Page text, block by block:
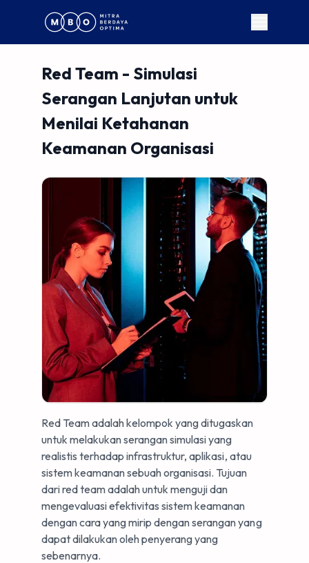
Red Team - Simulasi
Serangan Lanjutan untuk
Menilai Ketahanan
Keamanan Organisasi
Red Team adalah kelompok yang ditugaskan
untuk melakukan serangan simulasi yang
realistis terhadap infrastruktur, aplikasi, atau
sistem keamanan sebuah organisasi. Tujuan
dari red team adalah untuk menguji dan
mengevaluasi efektivitas sistem keamanan
dengan cara yang mirip dengan serangan yang
dapat dilakukan oleh penyerang yang
sebenarnya.